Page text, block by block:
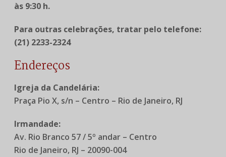
às 9:30 h.
Para outras celebrações, tratar pelo telefone:
(21) 2233-2324
Endereços
Igreja da Candelária:
Praça Pio X, s/n – Centro – Rio de Janeiro, RJ
Irmandade:
Av. Rio Branco 57 / 5º andar – Centro
Rio de Janeiro, RJ – 20090-004